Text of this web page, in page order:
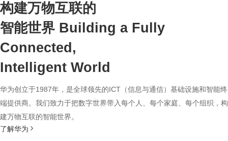
构建万物互联的
智能世界 Building a Fully
Connected,
Intelligent World
华为创立于1987年，是全球领先的ICT（信息与通信）基础设施和智能终
端提供商。我们致力于把数字世界带入每个人、每个家庭、每个组织，构
建万物互联的智能世界。
了解华为